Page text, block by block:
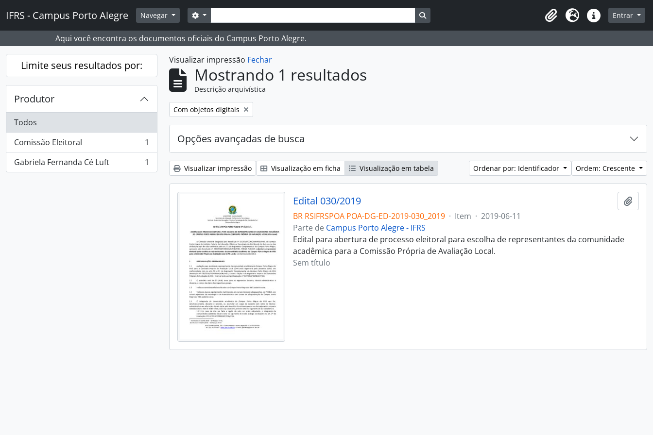
IFRS - Campus Porto Alegre Navegar Buscar
Opções de busca Busque na página de navegação
Idioma Atalhos Entrar
Aqui você encontra os documentos oficiais do Campus Porto Alegre.
Limite seus resultados por:
Produtor
Todos
Comissão Eleitoral
, 1 resultados
1
Gabriela Fernanda Cé Luft
, 1 resultados 1
Visualizar impressão Fechar
Mostrando 1 resultados
Descrição arquivística
Remover filtro:
Com objetos digitais
Opções avançadas de busca
Visualizar impressão Visualização em ficha Visualização em tabela Ordenar por: Identificador Ordem: Crescente
Edital 030/2019
BR RSIFRSPOA POA-DG-ED-2019-030_2019 · Item · 2019-06-11
Parte de Campus Porto Alegre - IFRS
Edital para abertura de processo eleitoral para escolha de representantes da comunidade
acadêmica para a Comissão Própria de Avaliação Local.
Sem título